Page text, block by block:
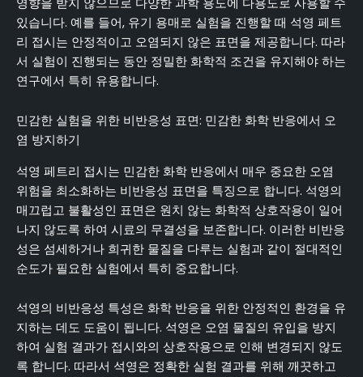
있습니다. 예를 들어, 유기 용매로 실험을 진행할 때 석영 페트
리 접시는 안정적이고 오염되지 않은 표면을 제공합니다. 따라
서 실험이 진행되는 동안 정밀한 화학적 조건을 유지해야 하는
연구에서 특히 유용합니다.
민감한 실험을 위한 비반응성 표면: 민감한 화학 반응에서 오
염 방지하기
석영 페트리 접시는 민감한 화학 반응에서 매우 중요한 오염
위험을 최소화하는 비반응성 표면을 특징으로 합니다. 석영의
매끄럽고 불활성인 표면은 원치 않는 화학적 상호작용이 일어
나지 않도록 하여 시료의 무결성을 보존합니다. 이러한 비반응
성은 섬세하거나 희귀한 물질을 다루는 실험과 같이 절대적인
순도가 필요한 실험에서 특히 중요합니다.
석영의 비반응성 특성은 화학 반응을 위한 안정적인 환경을 유
지하는 데도 도움이 됩니다. 석영은 오염 물질의 유입을 방지
하여 실험 결과가 접시와의 상호작용으로 인해 변경되지 않도
록 합니다. 따라서 석영은 정확한 실험 결과를 위해 깨끗하고